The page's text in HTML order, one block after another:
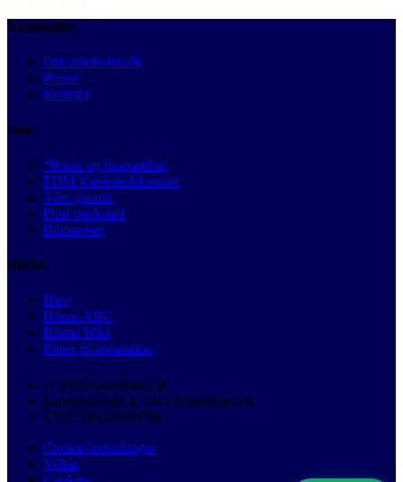
Autobutler
Om autobutler.dk
Presse
Kontakt
Info
*Priser og besparelser
FDM Værkstedskontrol
3 års garanti
Find værksted
Bilmærker
Bilråd
Blog
Bilens ABC
Bilens Wiki
Priser på reparation
© 2026 Autobutler.dk
Langebrogade 4, 1411 København K
CVR: DK32891799
Cookie-indstillinger
Vilkår